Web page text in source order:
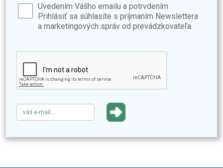
Uvedením Vášho emailu a potrvdením
Prihlásiť sa súhlasíte s príjmaním Newslettera
a marketingových správ od prevádzkovateľa.